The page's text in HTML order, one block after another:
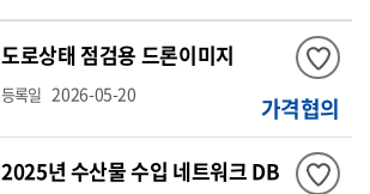
도로상태 점검용 드론이미지
등록일 2026-05-20 가격협의
2025년 수산물 수입 네트워크 DB